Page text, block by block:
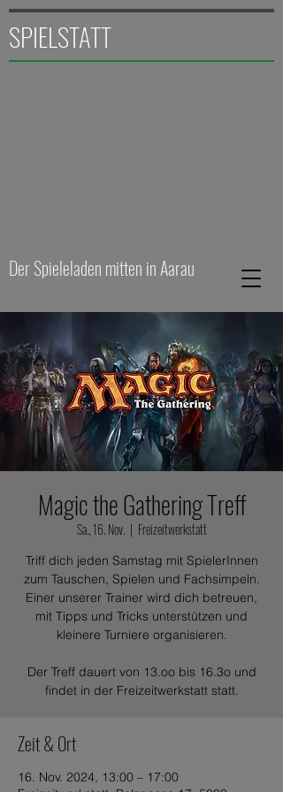
SPIELSTATT
Der Spieleladen mitten in Aarau
Magic the Gathering Treff
Sa., 16. Nov.
  |
Freizeitwerkstatt
Triff dich jeden Samstag mit SpielerInnen
zum Tauschen, Spielen und Fachsimpeln.
Einer unserer Trainer wird dich betreuen,
mit Tipps und Tricks unterstützen und
kleinere Turniere organisieren.
Der Treff dauert von 13.oo bis 16.3o und
findet in der Freizeitwerkstatt statt.
Zeit & Ort
16. Nov. 2024, 13:00 – 17:00